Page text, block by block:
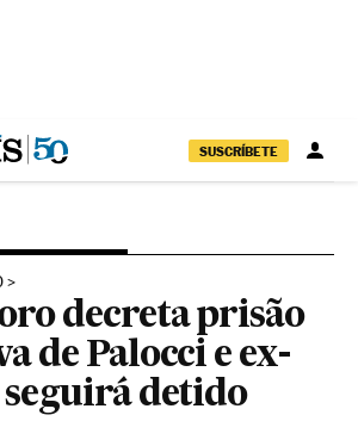
SUSCRÍBETE
decreta prisão
de Palocci e ex-
detido